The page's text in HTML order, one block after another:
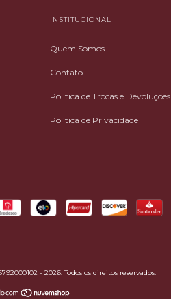
INSTITUCIONAL
Quem Somos
Contato
Política de Trocas e Devoluções
Política de Privacidade
- 2026. Todos os direitos reservados.